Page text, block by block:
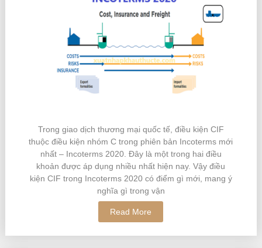
Trong giao dịch thương mại quốc tế, điều kiện CIF
thuộc điều kiện nhóm C trong phiên bản Incoterms mới
nhất – Incoterms 2020. Đây là một trong hai điều
khoản được áp dụng nhiều nhất hiện nay. Vậy điều
kiện CIF trong Incoterms 2020 có điểm gì mới, mang ý
nghĩa gì trong vận
Read More